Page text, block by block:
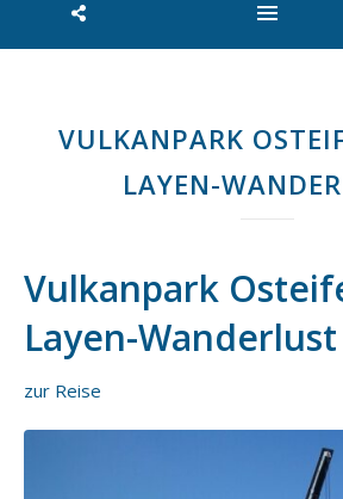
VULKANPARK
LAYEN-
Vulkanpark
Layen-Wanderlust
zur Reise